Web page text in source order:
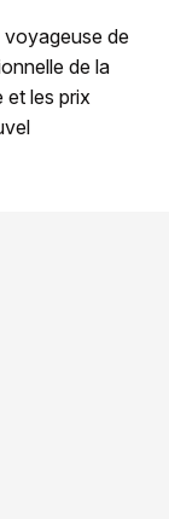
voyageuse de
de la
et les prix